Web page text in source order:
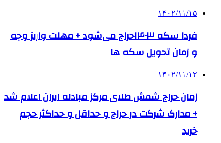
۱۴۰۲/۱۱/۱۵
فردا سکه ۱۴۰۳حراج می‌شود + مهلت واریز وجه
و زمان تحویل سکه ها
۱۴۰۲/۱۱/۱۲
زمان حراج شمش طلای مرکز مبادله ایران اعلام شد
+ مدارک شرکت در حراج و حداقل و حداکثر حجم
خرید